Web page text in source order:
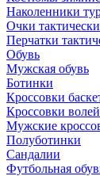
Наколенники
Очки
Перчатки
Обувь
Мужская обувь
Ботинки
Кроссовки
Кроссовки
Мужские
Полуботинки
Сандалии
Футбольная